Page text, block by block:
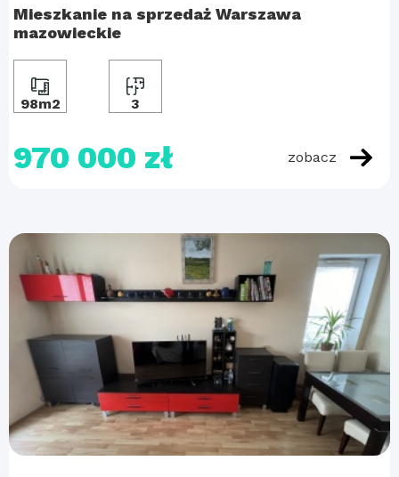
Mieszkanie na sprzedaż Warszawa
mazowieckie
98m2 3
970 000 zł zobacz